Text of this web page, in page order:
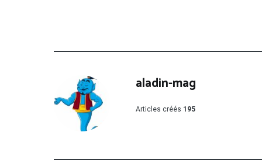
aladin-mag
Articles créés 195